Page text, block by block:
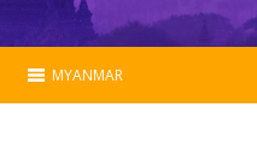
MYANMAR